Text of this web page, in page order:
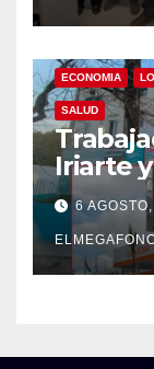
ECONOMIA
SALUD
Iriarte
pase a
6